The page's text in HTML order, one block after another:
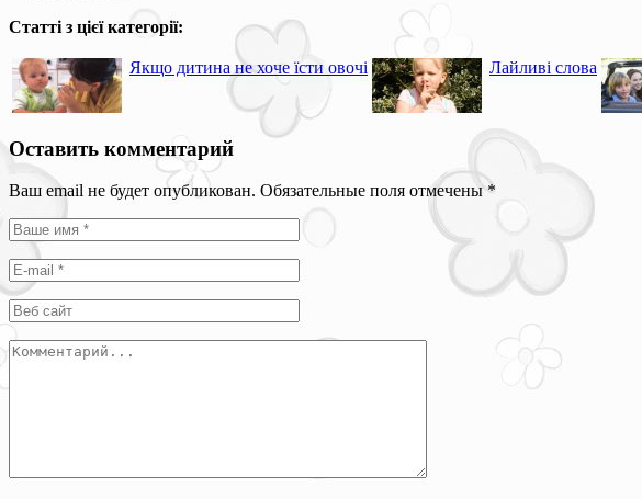
Статті з цієї категорії:
Якщо дитина не хоче їсти овочі Лайливі слова
Оставить комментарий
Ваш email не будет опубликован. Обязательные поля отмечены*